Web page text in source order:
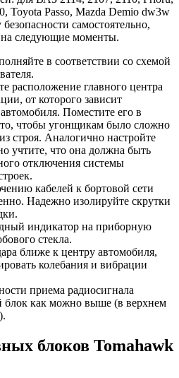
Toyota Passo, Mazda Demio dw3w
самостоятельно,
на следующие моменты.
в соответствии со схемой
расположение главного центра
от которого зависит
Поместите его в
чтобы угонщикам было сложно
строя. Аналогично настройте
учтите, что она должна быть
отключения системы
кабелей к бортовой сети
Надежно изолируйте скрутки
индикатор на приборную
стекла.
ближе к центру автомобиля,
колебания и вибрации
приема радиосигнала
блок как можно выше (в верхнем
блоков Tomahawk